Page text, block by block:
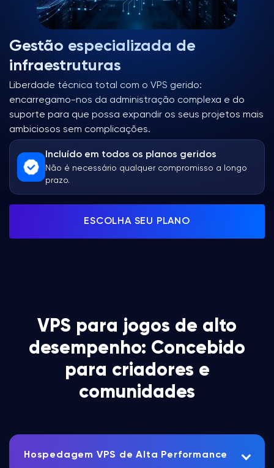
Gestão especializada de
infraestruturas
Liberdade técnica total com o VPS gerido:
encarregamo-nos da administração complexa e do
suporte para que possa expandir os seus projetos mais
ambiciosos sem complicações.
Incluído em todos os planos geridos
Não é necessário qualquer compromisso a longo
prazo.
ESCOLHA SEU PLANO
VPS para jogos de alto
desempenho: Concebido
para criadores e
comunidades
Hospedagem VPS de Alta Performance